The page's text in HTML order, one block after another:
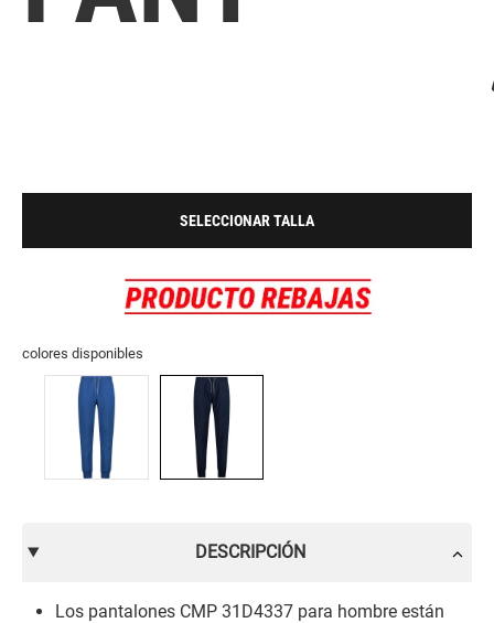
SELECCIONAR TALLA
colores disponibles
DESCRIPCIÓN
Los pantalones CMP 31D4337 para hombre están